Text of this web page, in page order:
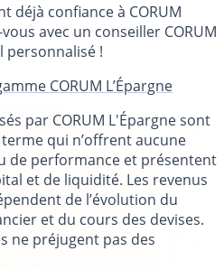
déjà confiance à CORUM
avec un conseiller CORUM
personnalisé !
CORUM L’Épargne
par CORUM L'Épargne sont
qui n’offrent aucune
de performance et présentent
et de liquidité. Les revenus
de l’évolution du
et du cours des devises.
ne préjugent pas des